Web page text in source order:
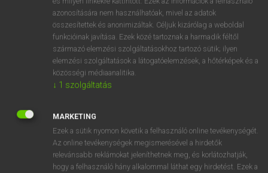
OOOOPS!
SZOTAR.NET APPLIKÁCIÓ
azonosítására nem használhatóak, mivel az adatok
összesítettek és anonimizáltak. Céljuk kizárólag a weboldal
funkcióinak javítása. Ezek közé tartoznak a harmadik féltől
származó elemzési szolgáltatásokhoz tartozó sütik; ilyen
elemzési szolgáltatások a látogatóelemzések, a hőtérképek és a
közösségi médiaanalitika.
↓ 1 szolgáltatás
MARKETING
Ezek a sütik nyomon követik a felhasználó online tevékenységét.
Az online tevékenységek megismerésével a hirdetők
relevánsabb reklámokat jeleníthetnek meg, és korlátozhatják,
hogy a felhasználó hány alkalommal láthat egy hirdetést. Ezek a